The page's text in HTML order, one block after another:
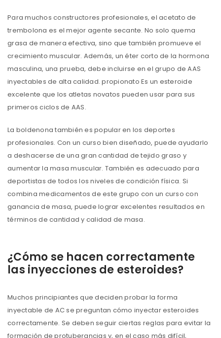
Para muchos constructores profesionales, el acetato de
trembolona es el mejor agente secante. No solo quema
grasa de manera efectiva, sino que también promueve el
crecimiento muscular. Además, un éter corto de la hormona
masculina, una prueba, debe incluirse en el grupo de AAS
inyectables de alta calidad. propionato Es un esteroide
excelente que los atletas novatos pueden usar para sus
primeros ciclos de AAS.
La boldenona también es popular en los deportes
profesionales. Con un curso bien diseñado, puede ayudarlo
a deshacerse de una gran cantidad de tejido graso y
aumentar la masa muscular. También es adecuado para
deportistas de todos los niveles de condición física. Si
combina medicamentos de este grupo con un curso con
ganancia de masa, puede lograr excelentes resultados en
términos de cantidad y calidad de masa.
¿Cómo se hacen correctamente
las inyecciones de esteroides?
Muchos principiantes que deciden probar la forma
inyectable de AC se preguntan cómo inyectar esteroides
correctamente. Se deben seguir ciertas reglas para evitar la
formación de protuberancias y, en el caso más difícil,